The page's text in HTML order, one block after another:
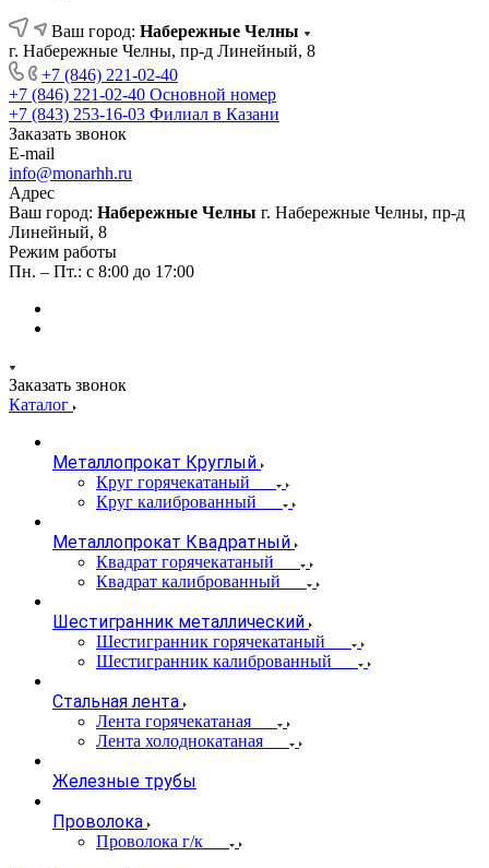
Ваш город: Набережные Челны
г. Набережные Челны, пр-д Линейный, 8
+7 (846) 221-02-40
+7 (846) 221-02-40 Основной номер
+7 (843) 253-16-03 Филиал в Казани
Заказать звонок
E-mail
info@monarhh.ru
Адрес
Ваш город: Набережные Челны г. Набережные Челны, пр-д
Линейный, 8
Режим работы
Пн. – Пт.: с 8:00 до 17:00
Заказать звонок
Каталог
Металлопрокат Круглый
Круг горячекатаный
Круг калиброванный
Металлопрокат Квадратный
Квадрат горячекатаный
Квадрат калиброванный
Шестигранник металлический
Шестигранник горячекатаный
Шестигранник калиброванный
Стальная лента
Лента горячекатаная
Лента холоднокатаная
Железные трубы
Проволока
Проволока г/к